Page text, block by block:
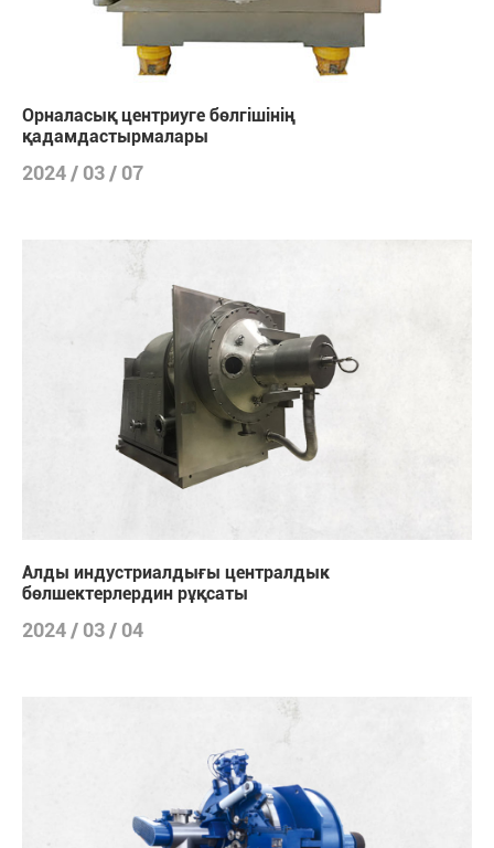
Орналасық центриуге бөлгішінің
қадамдастырмалары
2024 / 03 / 07
Алды индустриалдығы централдык
бөлшектерлердин рұқсаты
2024 / 03 / 04